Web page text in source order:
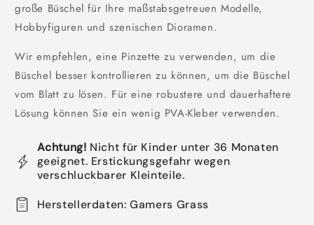
große Büschel für Ihre maßstabsgetreuen Modelle,
Hobbyfiguren und szenischen Dioramen.
Wir empfehlen, eine Pinzette zu verwenden, um die
Büschel besser kontrollieren zu können, um die Büschel
vom Blatt zu lösen. Für eine robustere und dauerhaftere
Lösung können Sie ein wenig PVA-Kleber verwenden.
Achtung! Nicht für Kinder unter 36 Monaten
geeignet. Erstickungsgefahr wegen
verschluckbarer Kleinteile.
Herstellerdaten: Gamers Grass